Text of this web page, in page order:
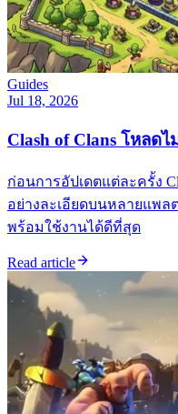
Guides
Jul 18, 2026
Clash of Clans โหลด
ก่อนการอัปเดตแต่ละครั้ง
อย่างละเอียดบนหลายแพ
พร้อมใช้งานได้ดีที่สุด
Read article